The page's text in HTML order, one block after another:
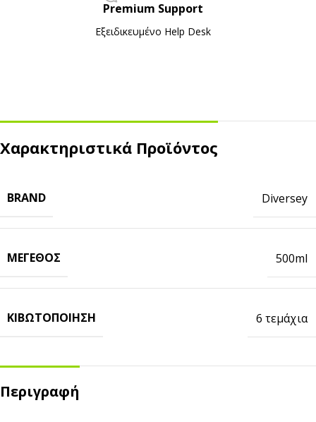
Premium Support
Εξειδικευμένο Ηelp Desk
Χαρακτηριστικά Προϊόντος
BRAND Diversey
ΜΈΓΕΘΟΣ 500ml
ΚΙΒΩΤΟΠΟΊΗΣΗ 6 τεμάχια
Περιγραφή